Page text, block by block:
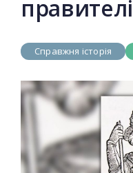
Справжня історія